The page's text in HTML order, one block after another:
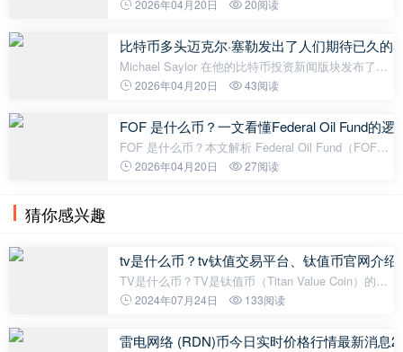
出现了一波飙升。值得重申的是，这种未在任何中心
2026年04月20日 20阅读
比特币多头迈克尔·塞勒发出了人们期待已久的
Michael Saylor 在他的比特币投资新闻版块发布了一
条新消息，暗示买入。这位 Strategy 公司的创始人，
调了该公司的比特币策略。
2026年04月20日 43阅读
FOF 是什么币？一文看懂Federal Oil Fund的逻
FOF 是什么币？本文解析 Federal Oil Fund（FOF）
的项目逻辑、能源叙事、运作机制及潜在风险，帮助
2026年04月20日 27阅读
猜你感兴趣
tv是什么币？tv钛值交易平台、钛值币官网介绍
TV是什么币？TV是钛值币（Titan Value Coin）的简
称，是一种全新的数字货币。TV币是由钛值交易平台
付。钛值交易平台介绍钛值交易平台
2024年07月24日 133阅读
雷电网络 (RDN)币今日实时价格行情最新消息